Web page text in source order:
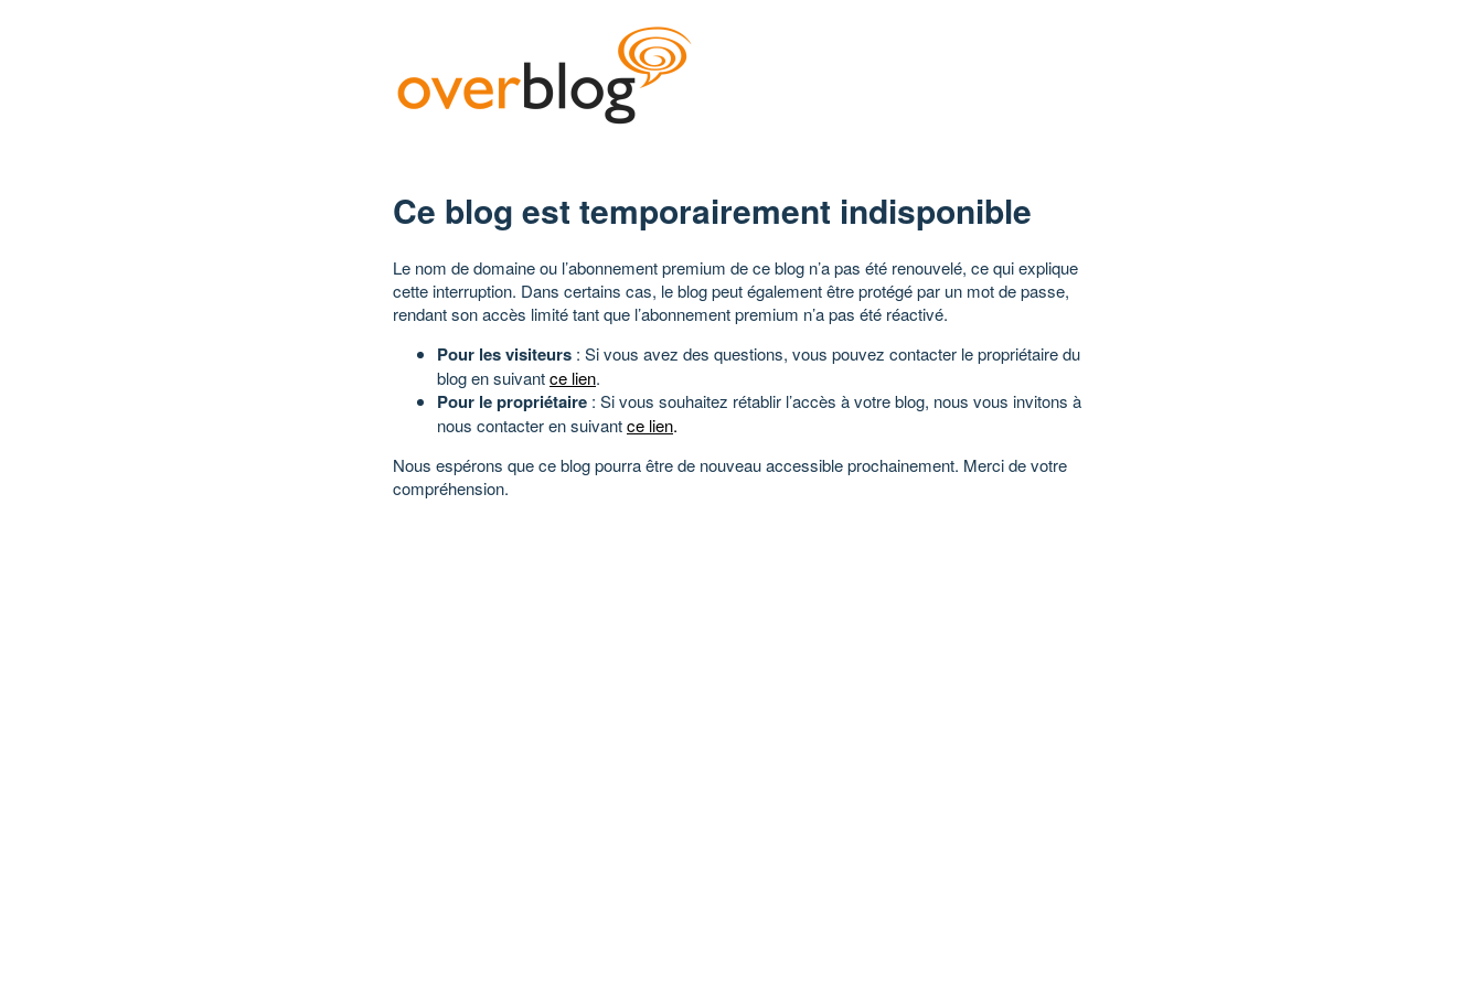
Ce blog est temporairement indisponible
Le nom de domaine ou l’abonnement premium de ce blog n’a pas été renouvelé, ce qui explique
cette interruption. Dans certains cas, le blog peut également être protégé par un mot de passe,
rendant son accès limité tant que l’abonnement premium n’a pas été réactivé.
Pour les visiteurs : Si vous avez des questions, vous pouvez contacter le propriétaire du
blog en suivantce lien.
Pour le propriétaire : Si vous souhaitez rétablir l’accès à votre blog, nous vous invitons à
nous contacter en suivantce lien.
Nous espérons que ce blog pourra être de nouveau accessible prochainement. Merci de votre
compréhension.